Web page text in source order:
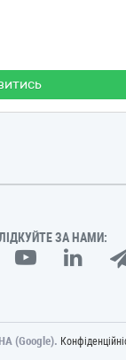
ЗА НАМИ:
(Google).